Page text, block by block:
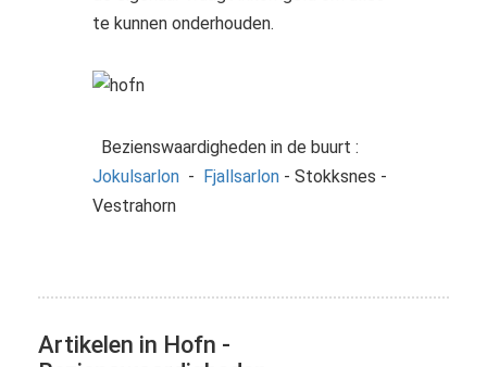
te kunnen onderhouden.
Bezienswaardigheden in de buurt :
Jokulsarlon - Fjallsarlon - Stokksnes -
Vestrahorn
Artikelen in Hofn -